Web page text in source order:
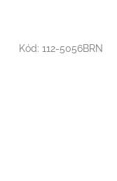
Kód: 112-5056BRN